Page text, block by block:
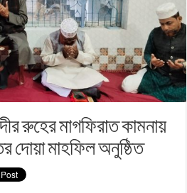
রুহের মাগফিরাত কামনায়
দোয়া মাহফিল অনুষ্ঠিত